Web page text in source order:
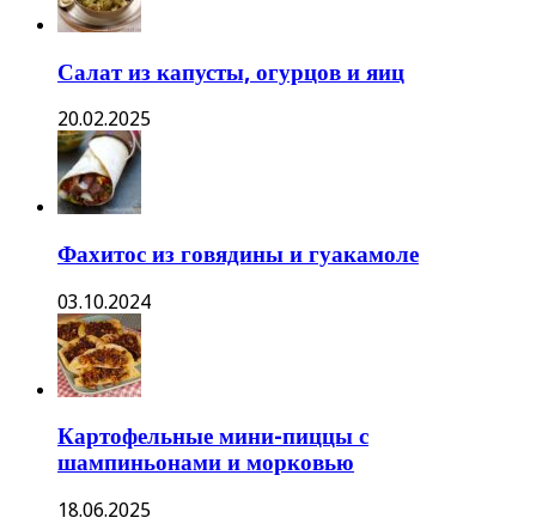
Салат из капусты, огурцов и яиц
20.02.2025
Фахитос из говядины и гуакамоле
03.10.2024
Картофельные мини-пиццы с
шампиньонами и морковью
18.06.2025